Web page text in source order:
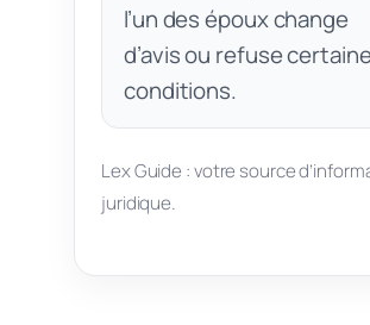
l’un des époux change
d’avis ou refuse
conditions.
Lex Guide : votre source
juridique.